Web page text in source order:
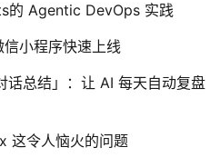
的 Agentic DevOps 实践
小程序快速上线
总结」：让 AI 每天自动复盘
这令人恼火的问题